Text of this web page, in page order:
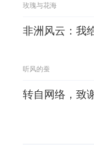
玫瑰与花海
非洲风云：我
听风的蚕
转自网络，致